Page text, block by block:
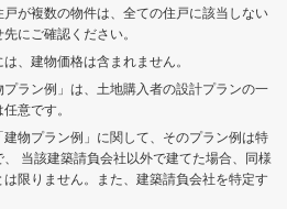
戸が複数の物件は、全ての住戸に該当しない
にご確認ください。
、建物価格は含まれません。
プラン例」は、土地購入者の設計プランの一
意です。
建物プラン例」に関して、そのプラン例は特
当該建築請負会社以外で建てた場合、同様
限りません。また、建築請負会社を特定す